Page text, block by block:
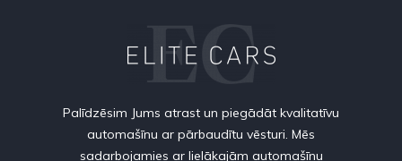
Palīdzēsim Jums atrast un piegādāt kvalitatīvu
automašīnu ar pārbaudītu vēsturi. Mēs
sadarbojamies ar lielākajām automašīnu